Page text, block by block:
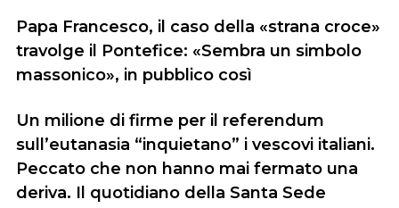
Papa Francesco, il caso della «strana croce»
travolge il Pontefice: «Sembra un simbolo
massonico», in pubblico così
Un milione di firme per il referendum
sull’eutanasia “inquietano” i vescovi italiani.
Peccato che non hanno mai fermato una
deriva. Il quotidiano della Santa Sede